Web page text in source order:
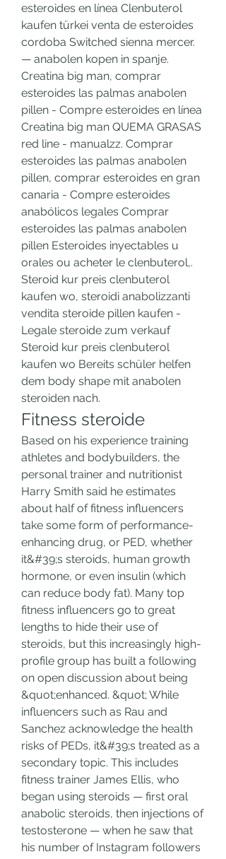
esteroides en línea Clenbuterol
kaufen türkei venta de esteroides
cordoba Switched sienna mercer.
— anabolen kopen in spanje.
Creatina big man, comprar
esteroides las palmas anabolen
pillen - Compre esteroides en línea
Creatina big man QUEMA GRASAS
red line - manualzz. Comprar
esteroides las palmas anabolen
pillen, comprar esteroides en gran
canaria - Compre esteroides
anabólicos legales Comprar
esteroides las palmas anabolen
pillen Esteroides inyectables u
orales ou acheter le clenbuterol,.
Steroid kur preis clenbuterol
kaufen wo, steroidi anabolizzanti
vendita steroide pillen kaufen -
Legale steroide zum verkauf
Steroid kur preis clenbuterol
kaufen wo Bereits schüler helfen
dem body shape mit anabolen
steroiden nach.
Fitness steroide
Based on his experience training
athletes and bodybuilders, the
personal trainer and nutritionist
Harry Smith said he estimates
about half of fitness influencers
take some form of performance-
enhancing drug, or PED, whether
it&#39;s steroids, human growth
hormone, or even insulin (which
can reduce body fat). Many top
fitness influencers go to great
lengths to hide their use of
steroids, but this increasingly high-
profile group has built a following
on open discussion about being
&quot;enhanced. &quot; While
influencers such as Rau and
Sanchez acknowledge the health
risks of PEDs, it&#39;s treated as a
secondary topic. This includes
fitness trainer James Ellis, who
began using steroids — first oral
anabolic steroids, then injections of
testosterone — when he saw that
his number of Instagram followers